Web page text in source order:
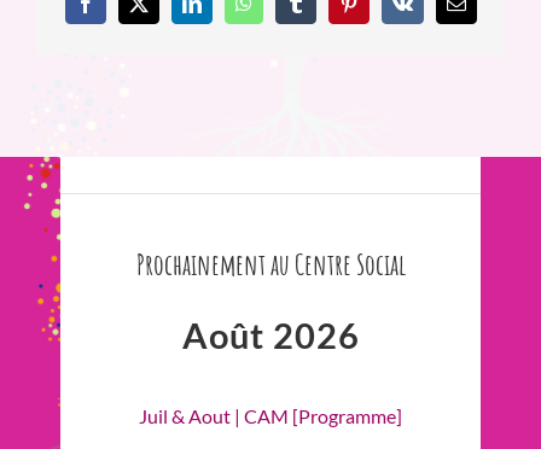
Facebook
X LinkedInWhatsAppTumblrPinterest
Vk Email
Prochainement au Centre Social
Août 2026
Juil & Aout | CAM [Programme]